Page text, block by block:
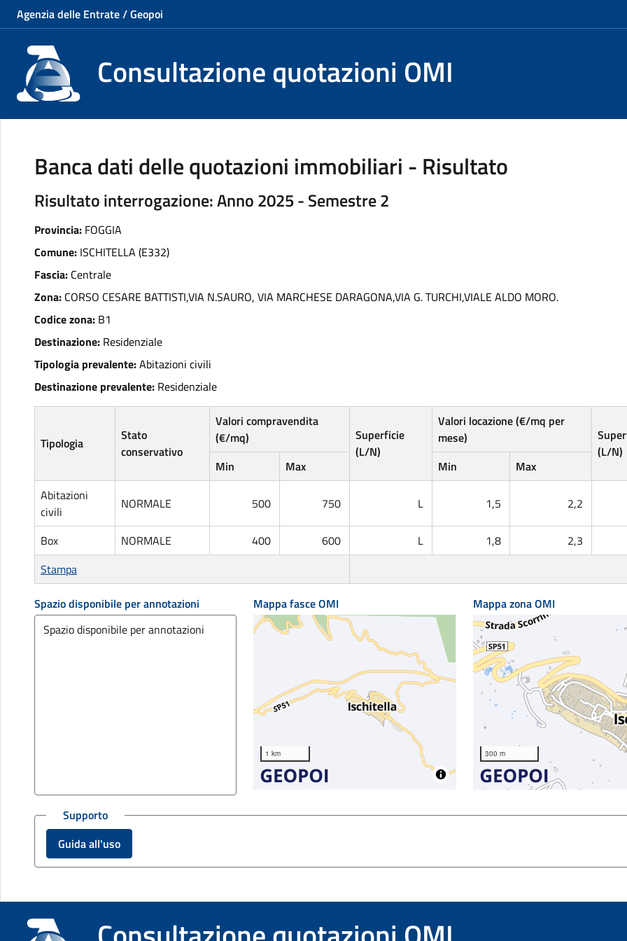
Agenzia delle Entrate / Geopoi
Consultazione quotazioni OMI
Banca dati delle quotazioni immobiliari - Risultato
Risultato interrogazione: Anno 2025 - Semestre 2
Provincia: FOGGIA
Comune: ISCHITELLA (E332)
Fascia: Centrale
Zona: CORSO CESARE BATTISTI,VIA N.SAURO, VIA MARCHESE DARAGONA,VIA G. TURCHI,VIALE ALDO MORO.
Codice zona: B1
Destinazione: Residenziale
Tipologia prevalente:Abitazioni civili
Destinazione prevalente: Residenziale
Tipologia
Stato
conservativo
Valori compravendita
(€/mq)
Superficie
(L/N)
Valori locazione (€/mq per
mese)
(L/N)
Min
Max Min
Max
Abitazioni
civili
NORMALE 500 750 L 1,5 2,2
Box NORMALE 400 600 L 1,8 2,3
Stampa
Spazio disponibile per annotazioni Mappa fasce OMI
1 km
Mappa zona OMI
300 m
Supporto
Guida all'uso